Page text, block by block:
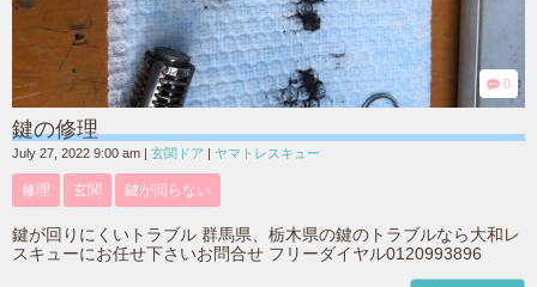
0
鍵の修理
July 27, 2022 9:00 am 玄関ドア ヤマトレスキュー
修理 玄関 鍵が回らない
鍵が回りにくいトラブル 群馬県、栃木県の鍵のトラブルなら大和レ
スキューにお任せ下さいお問合せ フリーダイヤル0120993896